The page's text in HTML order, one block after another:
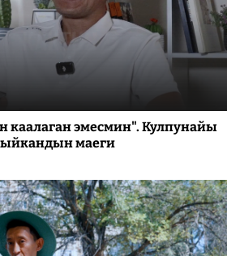
каалаган эмесмин". Кулпунайы
маеги